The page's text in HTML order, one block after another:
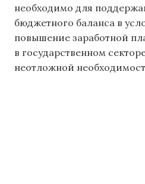
необходимо для
бюджетного баланса в
повышение заработной
в государственном
неотложной